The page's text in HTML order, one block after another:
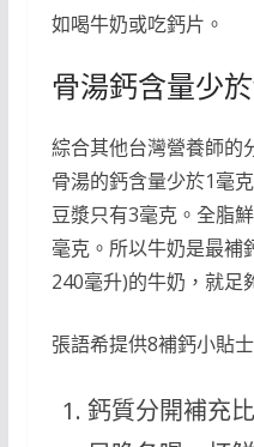
如喝牛奶或吃鈣片。
骨湯鈣含量少
綜合其他台灣營養師的
骨湯的鈣含量少於1毫
豆漿只有3毫克。全脂
毫克。所以牛奶是最補
240毫升)的牛奶，就足
張語希提供8補鈣小貼
鈣質分開補充